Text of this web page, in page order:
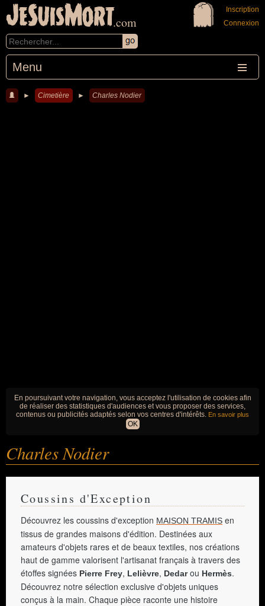
JeSuisMort.com
Menu
Inscription
Connexion
► Cimetière ► Charles Nodier
En poursuivant votre navigation, vous acceptez l'utilisation de cookies afin
de réaliser des statistiques d'audiences et vous proposer des services,
contenus ou publicités adaptés selon vos centres d'intérêts. En savoir plus
OK
Charles Nodier
Coussins d'Exception
Découvrez les coussins d'exception MAISON TRAMIS en
tissus de grandes maisons d'édition. Destinées aux
amateurs d'objets rares et de beaux textiles, nos créations
haut de gamme valorisent l'artisanat français à travers des
étoffes signées Pierre Frey, Lelièvre, Dedarou Hermès.
Découvrez notre sélection exclusive d'objets uniques
conçus à la main. Chaque pièce raconte une histoire